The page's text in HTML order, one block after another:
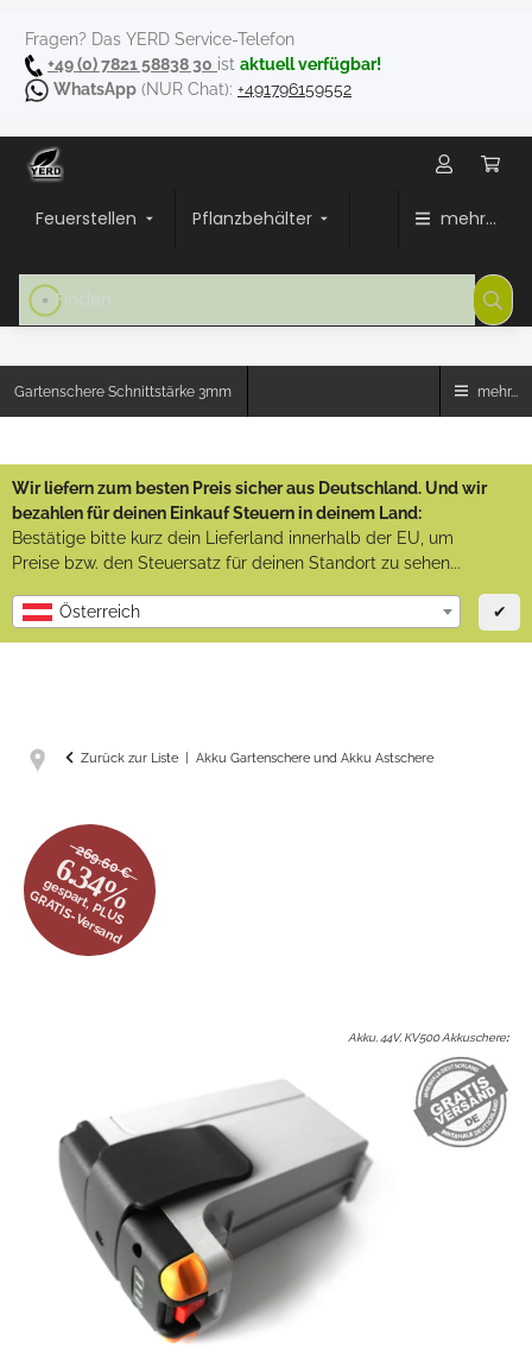
Fragen? Das YERD Service-Telefon
+49 (0) 7821 58838 30 ist aktuell verfügbar!
WhatsApp (NUR Chat): +491796159552
Feuerstellen Pflanzbehälter mehr...
Gartenschere Schnittstärke 3mm mehr...
Wir liefern zum besten Preis sicher aus Deutschland. Und wir
bezahlen für deinen Einkauf Steuern in deinem Land:
Bestätige bitte kurz dein Lieferland innerhalb der EU, um
Preise bzw. den Steuersatz für deinen Standort zu sehen...
Österreich ✔
Zurück zur Liste Akku Gartenschere und Akku Astschere
269.60 €
6.34%
gespart, PLUS
GRATIS-Versand
Akku, 44V, KV500 Akkuschere: